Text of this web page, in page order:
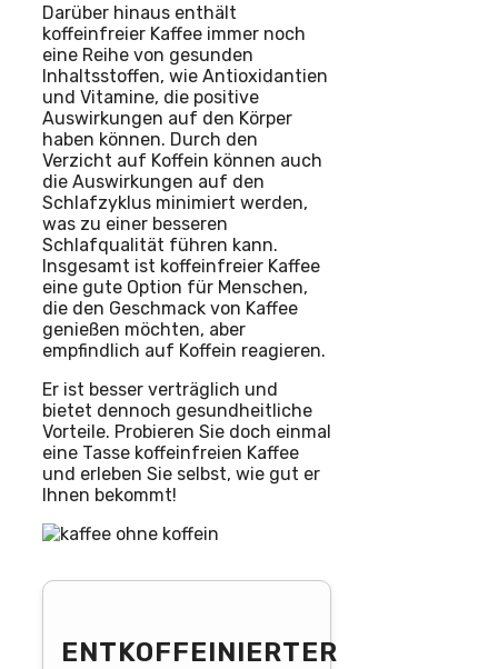
Darüber hinaus enthält
koffeinfreier Kaffee immer noch
eine Reihe von gesunden
Inhaltsstoffen, wie Antioxidantien
und Vitamine, die positive
Auswirkungen auf den Körper
haben können. Durch den
Verzicht auf Koffein können auch
die Auswirkungen auf den
Schlafzyklus minimiert werden,
was zu einer besseren
Schlafqualität führen kann.
Insgesamt ist koffeinfreier Kaffee
eine gute Option für Menschen,
die den Geschmack von Kaffee
genießen möchten, aber
empfindlich auf Koffein reagieren.
Er ist besser verträglich und
bietet dennoch gesundheitliche
Vorteile. Probieren Sie doch einmal
eine Tasse koffeinfreien Kaffee
und erleben Sie selbst, wie gut er
Ihnen bekommt!
ENTKOFFEINIERTER